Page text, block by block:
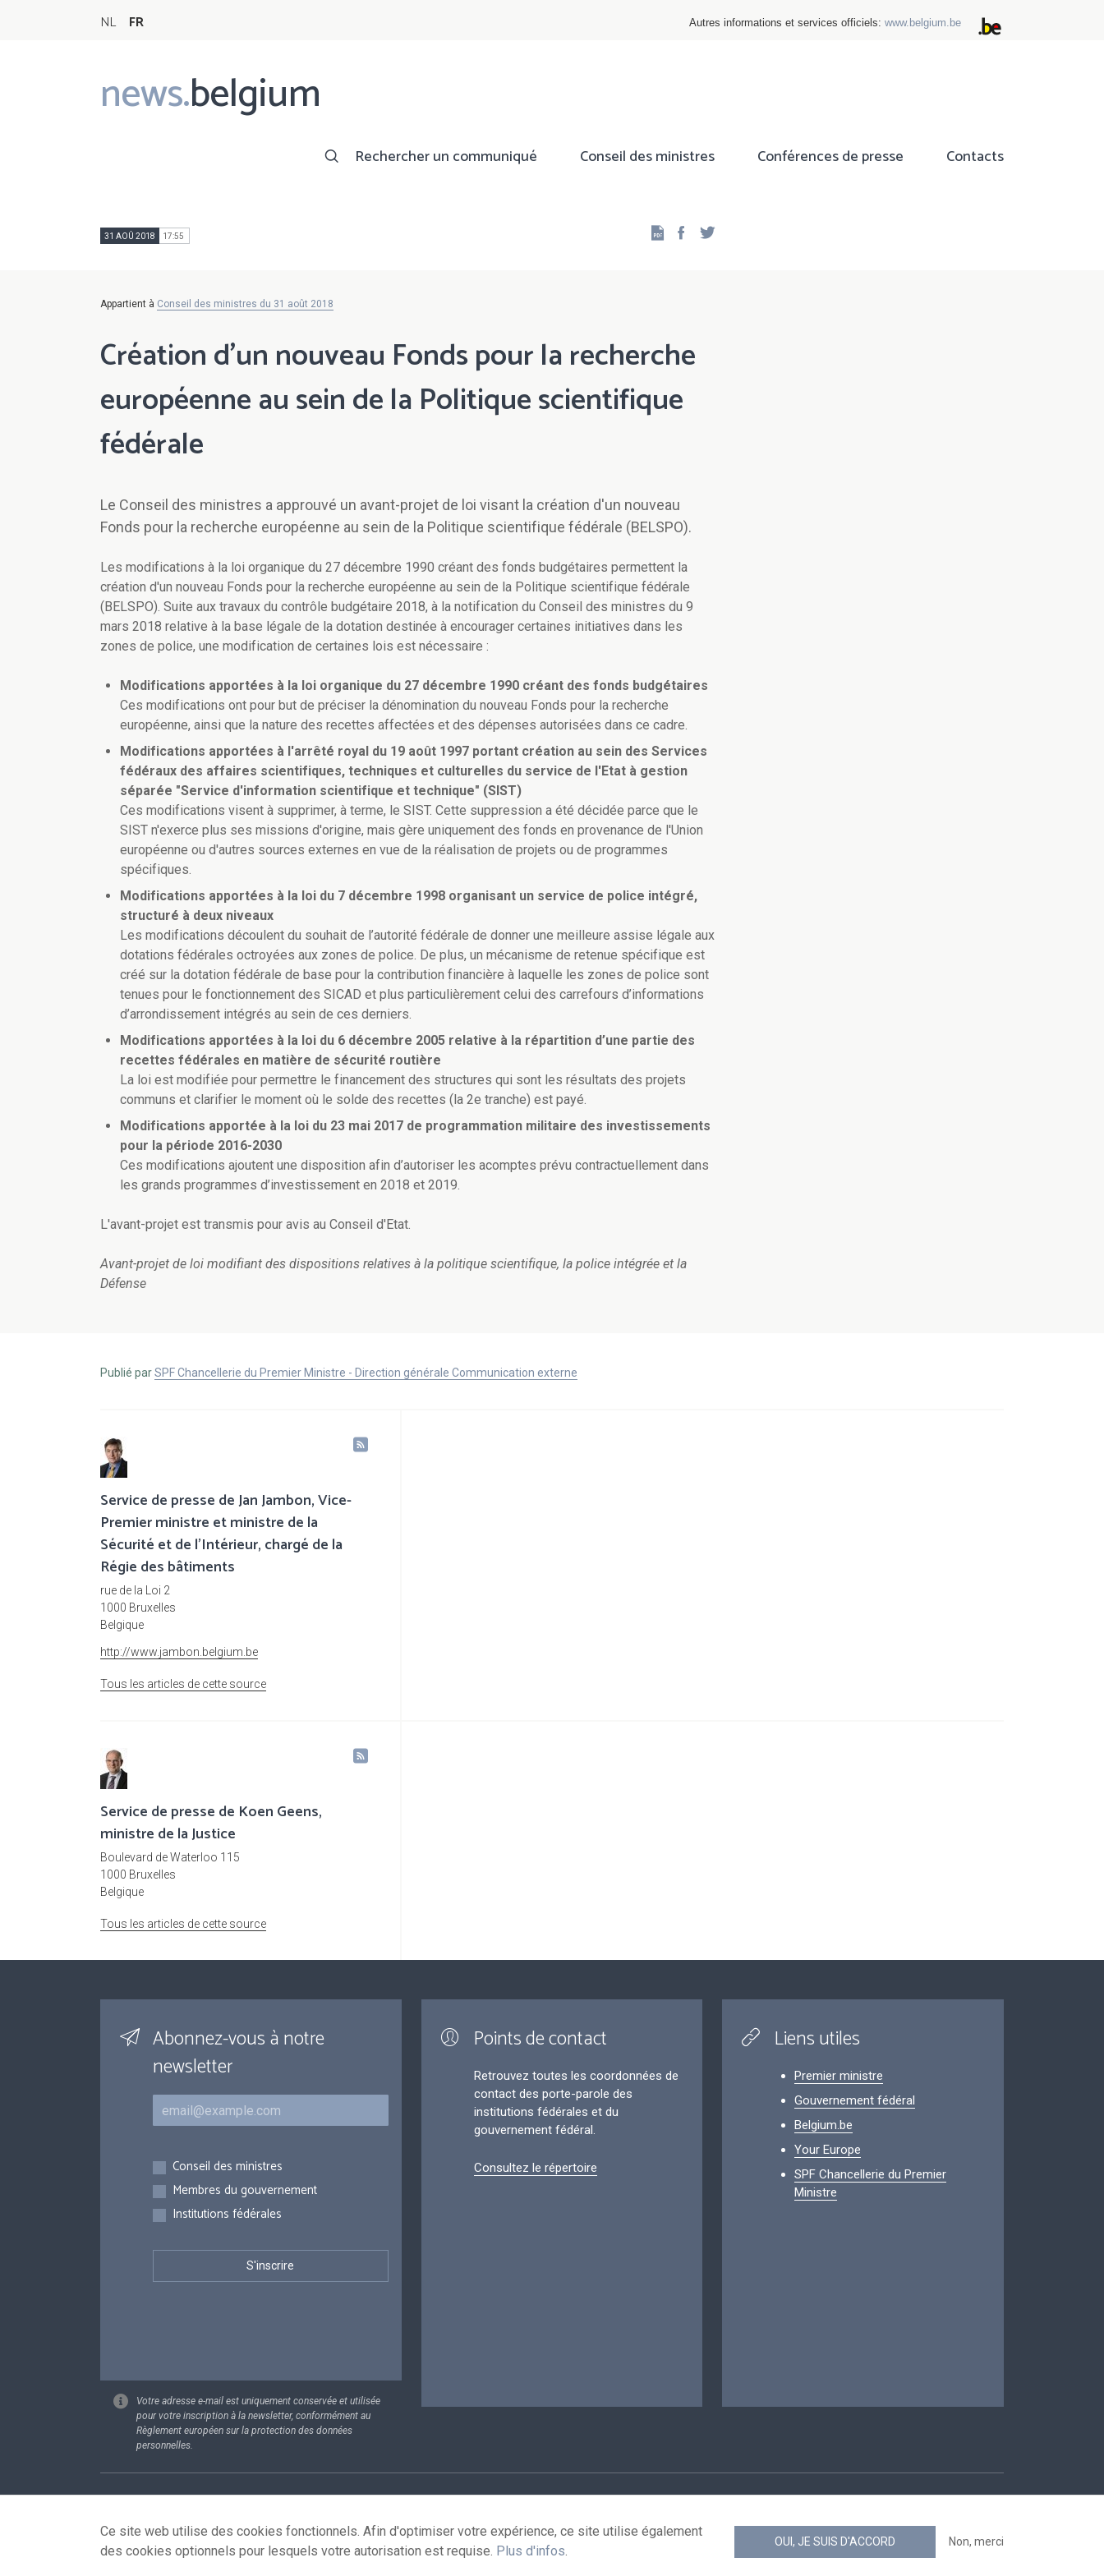
NL FR Autres informations et services officiels: www.belgium.be
news.belgium
Main
navigation
Rechercher un communiqué Conseil des ministres Conférences de presse Contacts
31 AOÛ 2018 17:55 Facebook
Appartient à Conseil des ministres du 31 août 2018
Création d'un nouveau Fonds pour la recherche
européenne au sein de la Politique scientifique
fédérale
Le Conseil des ministres a approuvé un avant-projet de loi visant la création d'un nouveau
Fonds pour la recherche européenne au sein de la Politique scientifique fédérale (BELSPO).
Les modifications à la loi organique du 27 décembre 1990 créant des fonds budgétaires permettent la
création d'un nouveau Fonds pour la recherche européenne au sein de la Politique scientifique fédérale
(BELSPO). Suite aux travaux du contrôle budgétaire 2018, à la notification du Conseil des ministres du 9
mars 2018 relative à la base légale de la dotation destinée à encourager certaines initiatives dans les
zones de police, une modification de certaines lois est nécessaire :
Modifications apportées à la loi organique du 27 décembre 1990 créant des fonds budgétaires
Ces modifications ont pour but de préciser la dénomination du nouveau Fonds pour la recherche
européenne, ainsi que la nature des recettes affectées et des dépenses autorisées dans ce cadre.
Modifications apportées à l'arrêté royal du 19 août 1997 portant création au sein des Services
fédéraux des affaires scientifiques, techniques et culturelles du service de l'Etat à gestion
séparée "Service d'information scientifique et technique" (SIST)
Ces modifications visent à supprimer, à terme, le SIST. Cette suppression a été décidée parce que le
SIST n'exerce plus ses missions d'origine, mais gère uniquement des fonds en provenance de l'Union
européenne ou d'autres sources externes en vue de la réalisation de projets ou de programmes
spécifiques.
Modifications apportées à la loi du 7 décembre 1998 organisant un service de police intégré,
structuré à deux niveaux
Les modifications découlent du souhait de l’autorité fédérale de donner une meilleure assise légale aux
dotations fédérales octroyées aux zones de police. De plus, un mécanisme de retenue spécifique est
créé sur la dotation fédérale de base pour la contribution financière à laquelle les zones de police sont
tenues pour le fonctionnement des SICAD et plus particulièrement celui des carrefours d’informations
d’arrondissement intégrés au sein de ces derniers.
Modifications apportées à la loi du 6 décembre 2005 relative à la répartition d’une partie des
recettes fédérales en matière de sécurité routière
La loi est modifiée pour permettre le financement des structures qui sont les résultats des projets
communs et clarifier le moment où le solde des recettes (la 2e tranche) est payé.
Modifications apportée à la loi du 23 mai 2017 de programmation militaire des investissements
pour la période 2016-2030
Ces modifications ajoutent une disposition afin d’autoriser les acomptes prévu contractuellement dans
les grands programmes d’investissement en 2018 et 2019.
L'avant-projet est transmis pour avis au Conseil d'Etat.
Avant-projet de loi modifiant des dispositions relatives à la politique scientifique, la police intégrée et la
Défense
Publié parSPF Chancellerie du Premier Ministre - Direction générale Communication externe
Service de presse de Jan Jambon, Vice-
Premier ministre et ministre de la
Sécurité et de l'Intérieur, chargé de la
Régie des bâtiments
rue de la Loi 2
1000 Bruxelles
Belgique
http://www.jambon.belgium.be
Tous les articles de cette source
Service de presse de Koen Geens,
ministre de la Justice
Boulevard de Waterloo 115
1000 Bruxelles
Belgique
Tous les articles de cette source
Abonnez-vous à notre
newsletter
Courriel
Inscriptions
Conseil des ministres
Membres du gouvernement
Institutions fédérales
Votre adresse e-mail est uniquement conservée et utilisée
pour votre inscription à la newsletter, conformément au
Règlement européen sur la protection des données
personnelles.
Points de contact
Retrouvez toutes les coordonnées de
contact des porte-parole des
institutions fédérales et du
gouvernement fédéral.
Consultez le répertoire
Liens utiles
Premier ministre
Gouvernement fédéral
Belgium.be
Your Europe
SPF Chancellerie du Premier
Ministre
Ce site web utilise des cookies fonctionnels. Afin d'optimiser votre expérience, ce site utilise également
des cookies optionnels pour lesquels votre autorisation est requise. Plus d'infos.
OUI, JE SUIS D'ACCORD Non, merci